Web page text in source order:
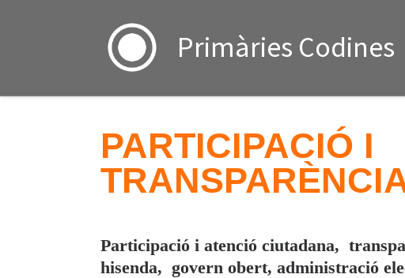
Primàries Codines
PARTICIPACIÓ I
Participació i atenció ciutadana,
hisenda, govern obert, administració